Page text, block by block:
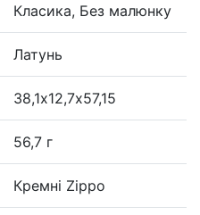
Класика, Без малюнку
Латунь
38,1х12,7х57,15
56,7 г
Кремні Zippo